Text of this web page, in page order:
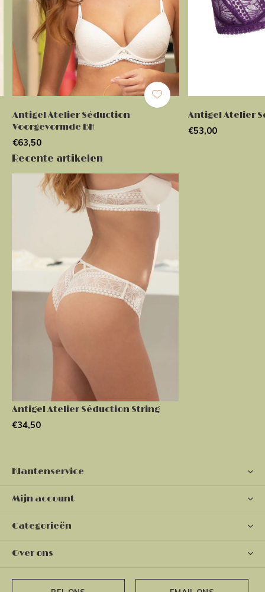
Antigel Atelier Séduction
Voorgevormde BH
€63,50
Antigel Atelier
€53,00
Recente artikelen
Antigel Atelier Séduction String
€34,50
Klantenservice
Mijn account
Categorieën
Over ons